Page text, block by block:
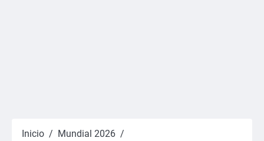
Inicio
Mundial 2026